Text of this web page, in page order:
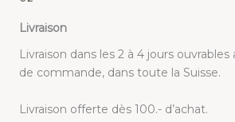
Livraison
Livraison dans les 2 à 4 jours
de commande, dans toute la Suisse.
Livraison offerte dès 100.- d’achat.